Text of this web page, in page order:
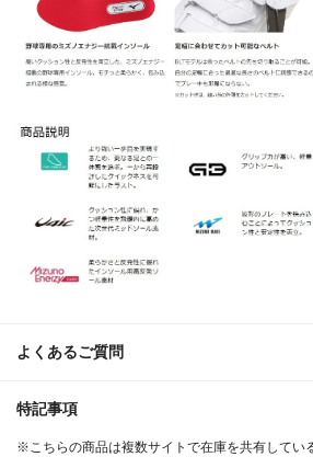
よくあるご質問
特記事項
※こちらの商品は複数サイトで在庫を共有してい